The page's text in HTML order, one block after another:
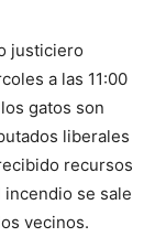
justiciero
a las 11:00
gatos son
liberales
recursos
se sale
vecinos.